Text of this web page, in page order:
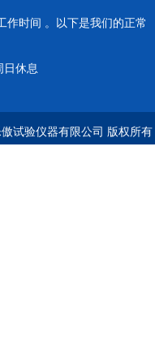
作时间 。以下是我们的正常
日休息
试验仪器有限公司 版权所